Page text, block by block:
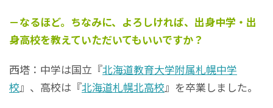
－なるほど。ちなみに、よろしければ、出身中学・出
身高校を教えていただいてもいいですか？
西塔：中学は国立『北海道教育大学附属札幌中学
校』、高校は『北海道札幌北高校』を卒業しました。